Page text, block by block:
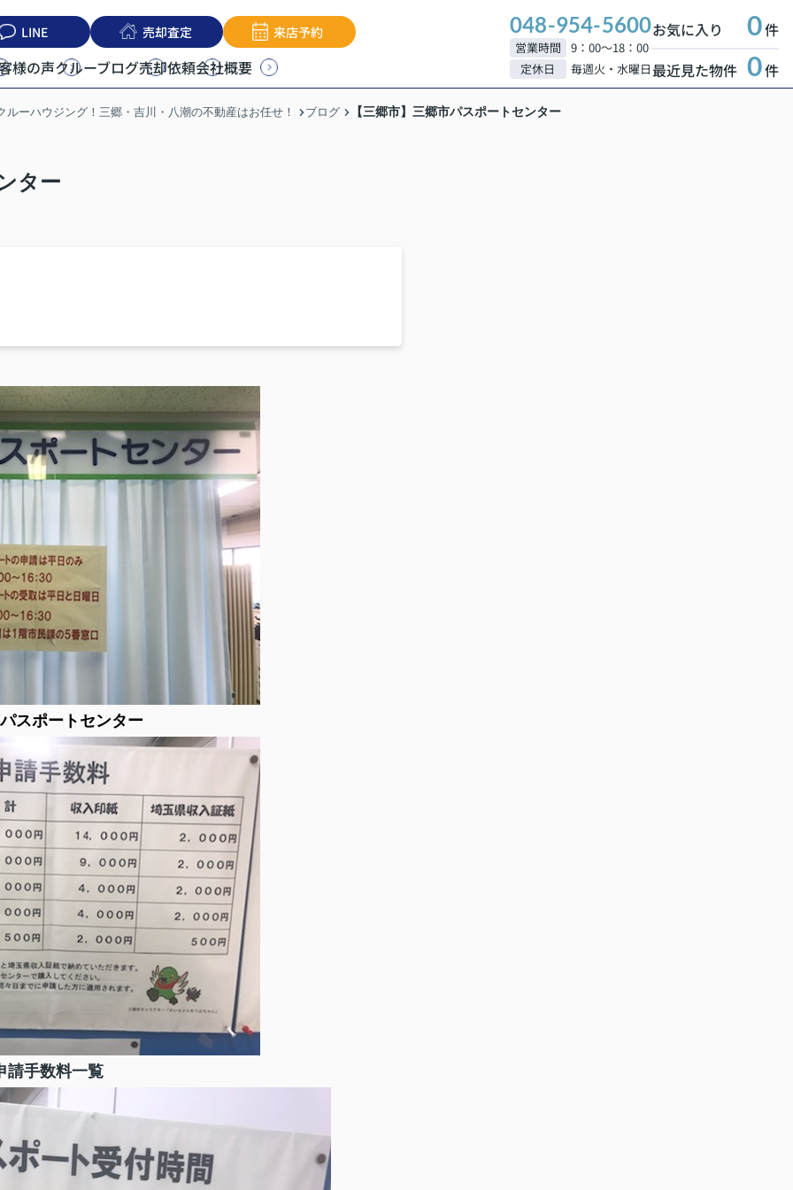
LINE 売却査定 来店予約
様の声クルーブログ売却依頼会社概要
048-954-5600
営業時間
9：00～18：00
定休日
毎週火・水曜日
お気に入り 0件
最近見た物件 0件
ーハウジング！三郷・吉川・八潮の不動産はお任せ！ ブログ 【三郷市】三郷市パスポートセンター
ター
スポートセンター
請手数料一覧